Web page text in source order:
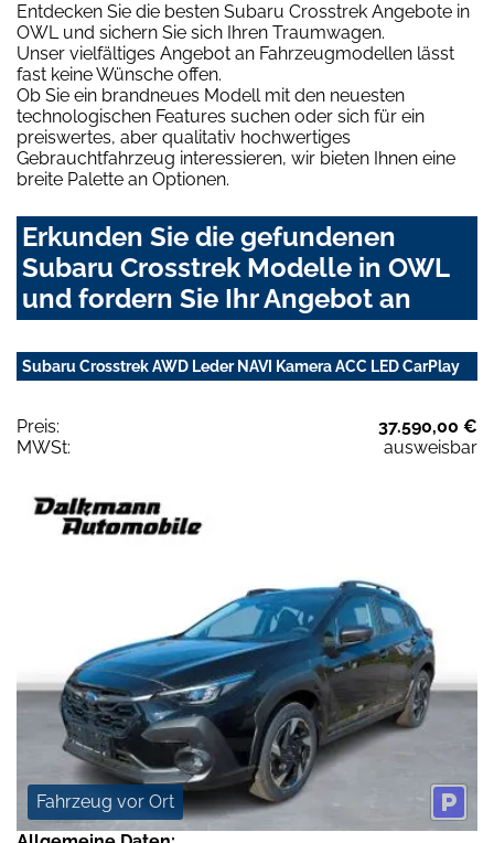
Entdecken Sie die besten Subaru Crosstrek Angebote in
OWL und sichern Sie sich Ihren Traumwagen.
Unser vielfältiges Angebot an Fahrzeugmodellen lässt
fast keine Wünsche offen.
Ob Sie ein brandneues Modell mit den neuesten
technologischen Features suchen oder sich für ein
preiswertes, aber qualitativ hochwertiges
Gebrauchtfahrzeug interessieren, wir bieten Ihnen eine
breite Palette an Optionen.
Erkunden Sie die gefundenen
Subaru Crosstrek Modelle in OWL
und fordern Sie Ihr Angebot an
Subaru Crosstrek AWD Leder NAVI Kamera ACC LED CarPlay
Preis:
37.590,00 €
MWSt:
ausweisbar
Fahrzeug vor Ort